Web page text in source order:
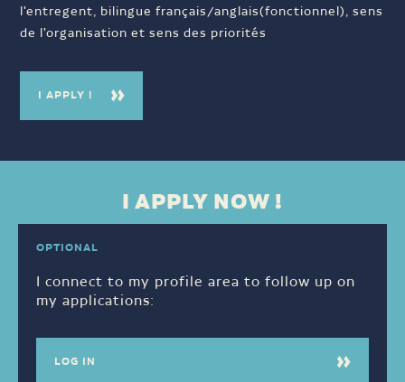
l'entregent, bilingue français/anglais(fonctionnel), sens
de l'organisation et sens des priorités
I APPLY !
I APPLY NOW !
OPTIONAL
I connect to my profile area to follow up on
my applications:
LOG IN